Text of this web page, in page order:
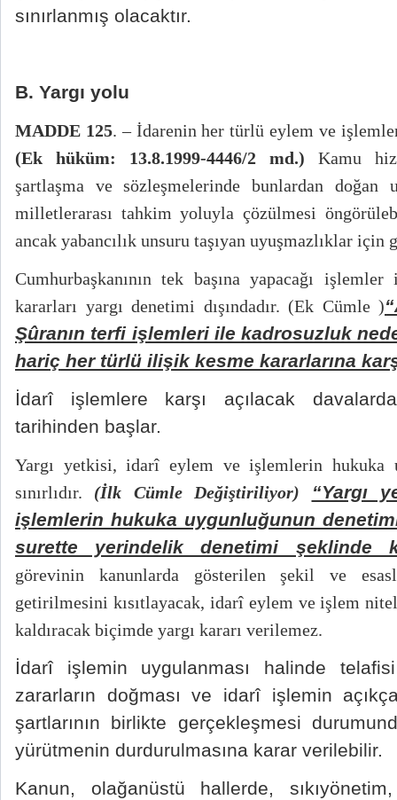
sınırlanmış olacaktır.
B. Yargı yolu
MADDE 125. – İdarenin her türlü eylem ve
(Ek hüküm: 13.8.1999-4446/2 md.) Kamu
şartlaşma ve sözleşmelerinde bunlardan doğan
milletlerarası tahkim yoluyla çözülmesi
ancak yabancılık unsuru taşıyan uyuşmazlıklar
Cumhurbaşkanının tek başına yapacağı
kararları yargı denetimi dışındadır. (Ek Cümle )
Şûranın terfi işlemleri ile kadrosuzluk
hariç her türlü ilişik kesme kararlarına
İdarî işlemlere karşı açılacak
tarihinden başlar.
Yargı yetkisi, idarî eylem ve işlemlerin hukuka
sınırlıdır. (İlk Cümle Değiştiriliyor)
“Yargı
işlemlerin hukuka uygunluğunun
surette yerindelik denetimi şeklinde
görevinin kanunlarda gösterilen şekil ve
getirilmesini kısıtlayacak, idarî eylem ve işlem
kaldıracak biçimde yargı kararı verilemez.
İdarî işlemin uygulanması halinde
zararların doğması ve idarî işlemin
şartlarının birlikte gerçekleşmesi
yürütmenin durdurulmasına karar verilebilir.
Kanun, olağanüstü hallerde,